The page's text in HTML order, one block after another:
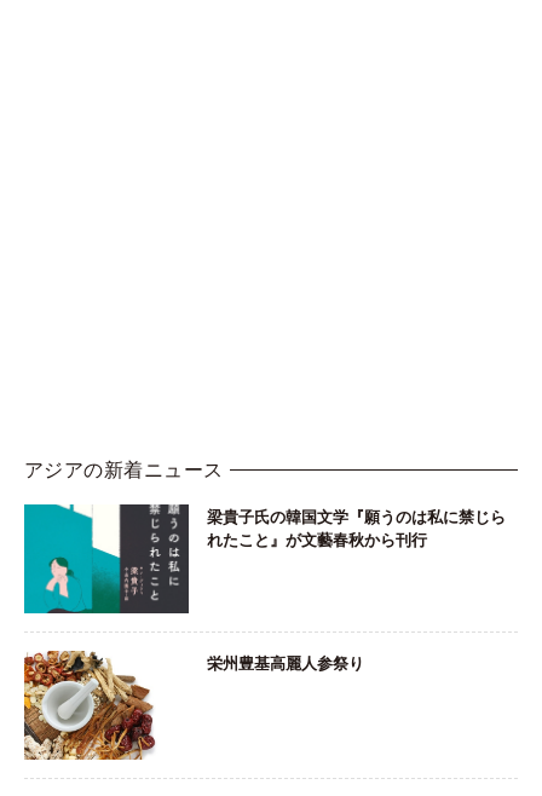
アジアの新着ニュース
梁貴子氏の韓国文学『願うのは私に禁じら
れたこと』が文藝春秋から刊行
栄州豊基高麗人参祭り